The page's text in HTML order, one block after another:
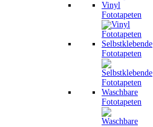
Vinyl
Fototapeten
Selbstklebende
Fototapeten
Waschbare
Fototapeten